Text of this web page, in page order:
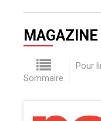
MAGAZINE
Sommaire
Pour